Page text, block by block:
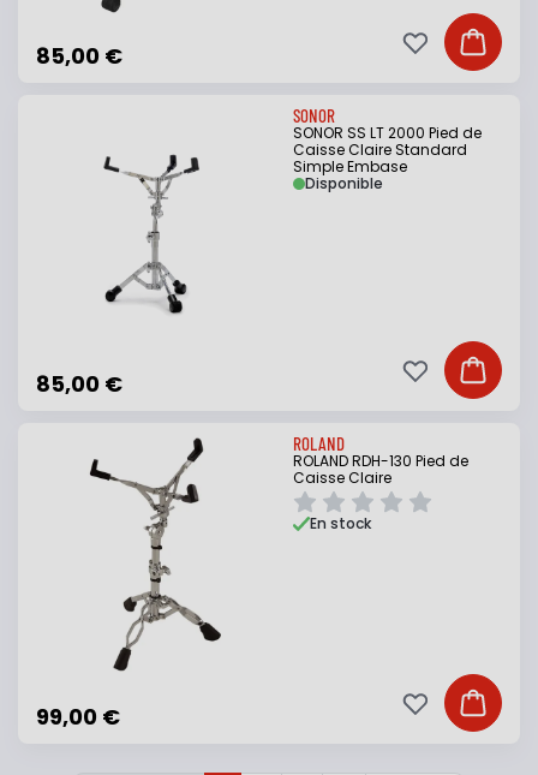
85,00 € Ajouter
Ajouter à ma
SONOR
SONOR SS LT 2000 Pied de
Caisse Claire Standard
Simple Embase
85,00 €
Disponible
Ajouter
Ajouter à ma
ROLAND
ROLAND RDH-130 Pied de
Caisse Claire
99,00 €
En stock
Ajouter
Ajouter à ma